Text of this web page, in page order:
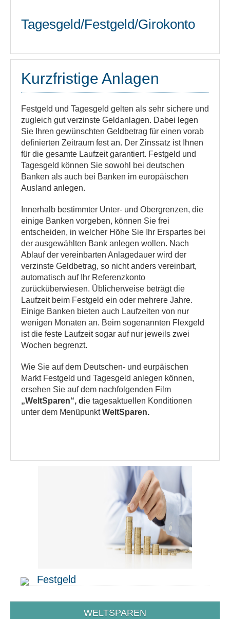
Tagesgeld/Festgeld/Girokonto
Kurzfristige Anlagen
Festgeld und Tagesgeld gelten als sehr sichere und
zugleich gut verzinste Geldanlagen. Dabei legen
Sie Ihren gewünschten Geldbetrag für einen vorab
definierten Zeitraum fest an. Der Zinssatz ist Ihnen
für die gesamte Laufzeit garantiert. Festgeld und
Tagesgeld können Sie sowohl bei deutschen
Banken als auch bei Banken im europäischen
Ausland anlegen.
Innerhalb bestimmter Unter- und Obergrenzen, die
einige Banken vorgeben, können Sie frei
entscheiden, in welcher Höhe Sie Ihr Erspartes bei
der ausgewählten Bank anlegen wollen. Nach
Ablauf der vereinbarten Anlagedauer wird der
verzinste Geldbetrag, so nicht anders vereinbart,
automatisch auf Ihr Referenzkonto
zurücküberwiesen. Üblicherweise beträgt die
Laufzeit beim Festgeld ein oder mehrere Jahre.
Einige Banken bieten auch Laufzeiten von nur
wenigen Monaten an. Beim sogenannten Flexgeld
ist die feste Laufzeit sogar auf nur jeweils zwei
Wochen begrenzt.
Wie Sie auf dem Deutschen- und eurpäischen
Markt Festgeld und Tagesgeld anlegen können,
ersehen Sie auf dem nachfolgenden Film
„WeltSparen“, d ie tagesaktuellen Konditionen
unter dem MenüpunktWeltSparen.
Festgeld
WELTSPAREN